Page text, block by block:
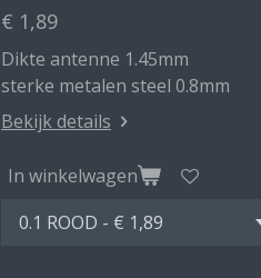
€ 1,89
Dikte antenne 1.45mm
sterke metalen steel 0.8mm
Bekijk details
In winkelwagen